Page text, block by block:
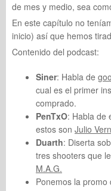
de mes y medio, sea
En este capítulo no
inicio) así que hemos
Contenido del podcast:
Siner: Habla de
cual es el primer
comprado.
PenTxO: Habla de
estos son Julio
Duarth: Diserta
tres shooters que
M.A.G.
Ponemos la promo